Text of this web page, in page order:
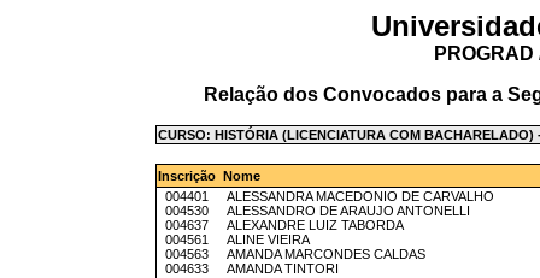
Relação dos Convocados para a
CURSO: HISTÓRIA (LICENCIATURA COM BACHARELADO)
Inscrição Nome
004401 ALESSANDRA MACEDONIO DE CARVALHO
004530 ALESSANDRO DE ARAUJO ANTONELLI
004637 ALEXANDRE LUIZ TABORDA
004561 ALINE VIEIRA
004563 AMANDA MARCONDES CALDAS
004633 AMANDA TINTORI